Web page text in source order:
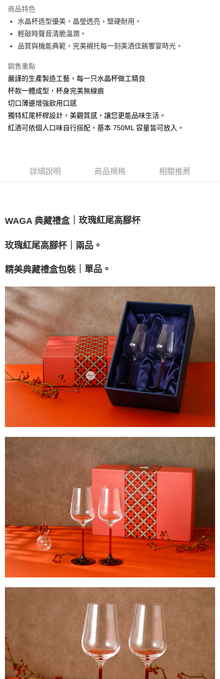
街口支付
悠遊付
相關說明
【關於「AFTEE先享後付」】
AFTEE先享後付是「在收到商品之後才付款」的支付方式。 讓您購物簡單
便利好安心！
１．簡單：不需註冊會員、不需綁卡、不需儲值。
２．便利：只要手機號碼，簡訊認證，即可結帳。
３．安心：先確認商品／服務後，再付款。
２．訂單成立數日內，您將收到繳費通知簡訊。
３．收到繳費通知簡訊後14天內，點擊此簡訊中的連結，可透過四大超商／
※ 交易是否成功請以「AFTEE先享後付 」之結帳頁面顯示為準，若有關於
１．透過由恩沛科技股份有限公司提供之「AFTEE先享後付」服務完成之交
易，需依本服務之必要範圍內提供個人資料，並將交易相關給付款項請求債
２．關於個人資料處理事宜，請瀏覽以下網址：
https://aftee.tw/terms/#terms3
３．未成年的使用者請事先徵得法定代理人或監護人之同意方可使用
「AFTEE先享後付」，若未經同意申辦者引起之損失，本公司不負相關責
任。
４．使用「AFTEE先享後付」時，將依據個別帳號之用戶狀況，依本公司即
時審查核予不同之上限額度；若仍有額度不足之情形，本公司將視審查結果
請求用戶進行身份認證。
５．嚴禁一人註冊多個帳號或使用他人資訊註冊。若發現惡意使用之情形，
恩沛科技股份有限公司將有權停止該用戶之使用額度並採取法律行動。
ATM付款
全家取貨付款
每筆NT$60，滿NT$1,500(含以上)免運費
順豐速運
商品特色
水晶杯造型優美，晶瑩透亮，堅硬耐用。
輕敲時聲音清脆溫潤。
品質與機能典範，完美襯托每一刻美酒佳餚饗宴時光。
銷售重點
嚴謹的生產製造工藝，每一只水晶杯做工精良
杯款一體成型，杯身完美無線痕
切口薄邊增強飲用口感
獨特紅尾杯桿設計，美觀質感，讓您更能品味生活。
紅酒可依個人口味自行搭配，基本 750ML 容量皆可放入。
詳細說明 商品規格 相關推薦
WAGA 典藏禮盒｜玫瑰紅尾高腳杯
玫瑰紅尾高腳杯｜兩品 。
精美典藏禮盒包裝 ｜單品 。